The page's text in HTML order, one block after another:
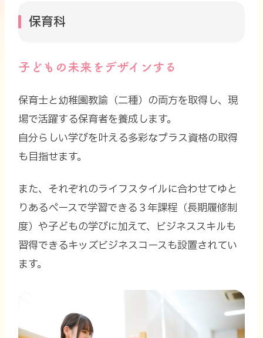
保育科
子どもの未来をデザインする
保育士と幼稚園教諭（二種）の両方を取得し、 現
場で活躍する保育者を養成します。
自分らしい学びを叶える多彩なプラス資格の取得
も目指せます。
また、それぞれのライフスタイルに合わせてゆと
りあるペースで学習できる３年課程（長期履修制
度）や子どもの学びに加えて、 ビジネススキルも
習得できるキッズビジネスコースも設置されてい
ます。